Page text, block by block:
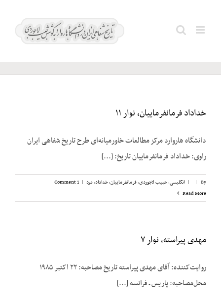
پیرنیا؛
خداداد فرمانفرماییان، نوار ۱۱
دانشگاه هاروارد مرکز مطالعات خاورمیانه‌ای طرح تاریخ شفاهی ایران
راوی: خداداد فرمانفرماییان تاریخ: [...]
By
|
| انگلیسی,حبیب لاجوردی,فرمانفرماییان، خداداد,مرد |
1 Comment
Read More
مهدی پیراسته، نوار ۷
روایت‌کننده: آقای مهدی پیراسته تاریخ مصاحبه: ۲۲ اکتبر ۱۹۸۵
محل‌مصاحبه: پاریس ـ فرانسه [...]